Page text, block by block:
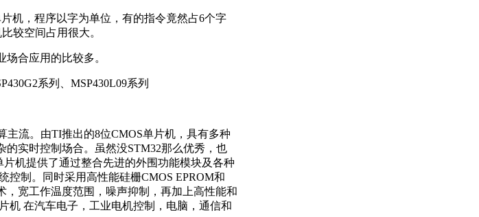
机，程序以字为单位，有的指令竟然占6个字
较空间占用很大。
合应用的比较多。
系列、MSP430L09系列
主流。由TI推出的8位CMOS单片机，具有多种
实时控制场合。虽然没STM32那么优秀，也
片机提供了通过整合先进的外围功能模块及各种
控制。同时采用高性能硅栅CMOS EPROM和
，宽工作温度范围，噪声抑制，再加上高性能和
机 在汽车电子，工业电机控制，电脑，通信和